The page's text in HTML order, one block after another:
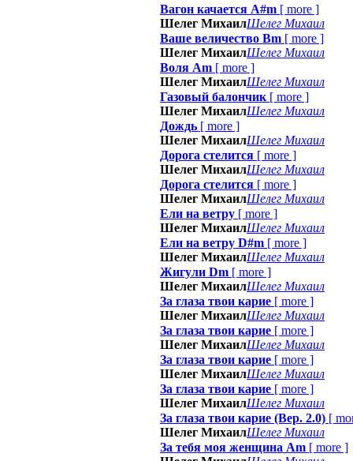
Вагон качается A#m [ more ]
Шелег МихаилШелег Михаил
Ваше величество Bm [ more ]
Шелег МихаилШелег Михаил
Воля Am [ more ]
Шелег МихаилШелег Михаил
Газовый балончик [ more ]
Шелег МихаилШелег Михаил
Дождь [ more ]
Шелег МихаилШелег Михаил
Дорога стелится [ more ]
Шелег МихаилШелег Михаил
Дорога стелится [ more ]
Шелег МихаилШелег Михаил
Ели на ветру [ more ]
Шелег МихаилШелег Михаил
Ели на ветру D#m [ more ]
Шелег МихаилШелег Михаил
Жигули Dm [ more ]
Шелег МихаилШелег Михаил
За глаза твои карие [ more ]
Шелег МихаилШелег Михаил
За глаза твои карие [ more ]
Шелег МихаилШелег Михаил
За глаза твои карие [ more ]
Шелег МихаилШелег Михаил
За глаза твои карие [ more ]
Шелег МихаилШелег Михаил
За глаза твои карие (Вер. 2.0) [
Шелег МихаилШелег Михаил
За тебя моя женщина Am [ more ]